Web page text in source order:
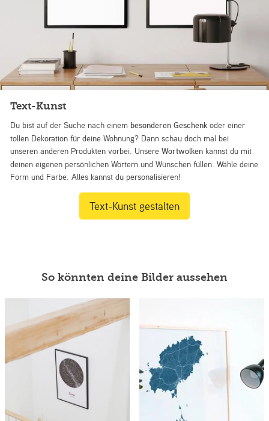
Text-Kunst
Du bist auf der Suche nach einem besonderen Geschenk oder einer
tollen Dekoration für deine Wohnung? Dann schau doch mal bei
unseren anderen Produkten vorbei. UnsereWortwolken kannst du mit
deinen eigenen persönlichen Wörtern und Wünschen füllen. Wähle deine
Form und Farbe. Alles kannst du personalisieren!
Text-Kunst gestalten
So könnten deine Bilder aussehen